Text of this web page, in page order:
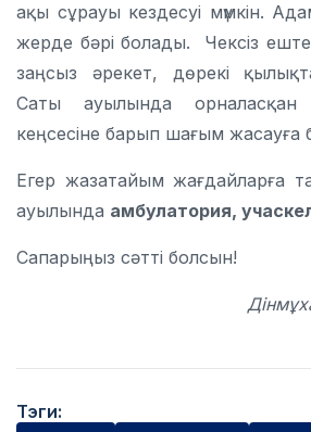
ақы сұрауы кездесуі мүмкін.
жерде бәрі болады. Чексіз
заңсыз әрекет, дөрекі
Саты ауылында орналасқан
кеңсесіне барып шағым жасауға
Егер жазатайым жағдайларға
ауылында амбулатория,
Сапарыңыз сәтті болсын!
Тэги: